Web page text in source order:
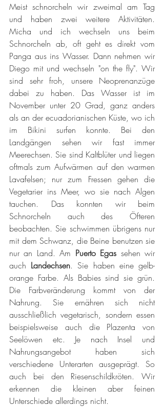
Meist schnorcheln wir zweimal am Tag
und haben zwei weitere Aktivitäten.
Micha und ich wechseln uns beim
Schnorcheln ab, oft geht es direkt vom
Panga aus ins Wasser. Dann nehmen wir
Diego mit und wechseln "on the fly". Wir
sind sehr froh, unsere Neoprenanzüge
dabei zu haben. Das Wasser ist im
November unter 20 Grad, ganz anders
als an der ecuadorianischen Küste, wo ich
im Bikini surfen konnte. Bei den
Landgängen sehen wir fast immer
Meerechsen. Sie sind Kaltblüter und liegen
oftmals zum Aufwärmen auf den warmen
Lavafelsen; nur zum Fressen gehen die
Vegetarier ins Meer, wo sie nach Algen
tauchen. Das konnten wir beim
Schnorcheln auch des Öfteren
beobachten. Sie schwimmen übrigens nur
mit dem Schwanz, die Beine benutzen sie
nur an Land. Am Puerto Egas sehen wir
auch Landechsen. Sie haben eine gelb-
orange Farbe. Als Babies sind sie grün.
Die Farbveränderung kommt von der
Nahrung. Sie ernähren sich nicht
ausschließlich vegetarisch, sondern essen
beispielsweise auch die Plazenta von
Seelöwen etc. Je nach Insel und
Nahrungsangebot haben sich
verschiedene Unterarten ausgeprägt. So
auch bei den Riesenschildkröten. Wir
erkennen die kleinen aber feinen
Unterschiede allerdings nicht.